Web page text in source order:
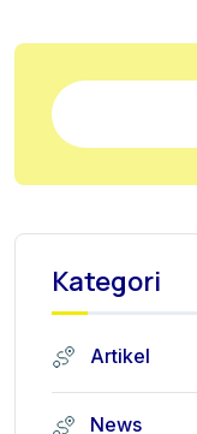
Kategori
Artikel
News